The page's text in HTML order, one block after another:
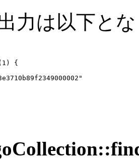
力は以下と
{